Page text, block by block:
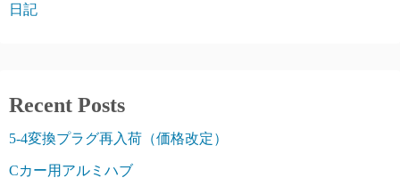
日記
Recent Posts
5-4変換プラグ再入荷（価格改定）
Cカー用アルミハブ